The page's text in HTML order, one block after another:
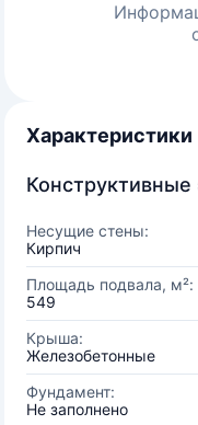
Характеристики
Несущие стены:
Кирпич
Площадь подвала, м²:
549
Крыша:
Железобетонные
Фундамент:
Не заполнено